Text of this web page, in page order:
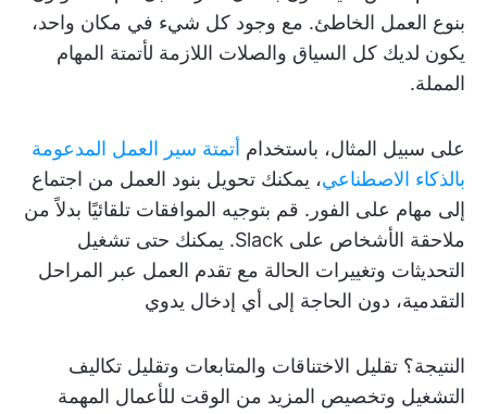
بنوع العمل الخاطئ. مع وجود كل شيء في مكان واحد،
يكون لديك كل السياق والصلات اللازمة لأتمتة المهام
المملة.
على سبيل المثال، باستخدام أتمتة سير العمل المدعومة
بالذكاء الاصطناعي، يمكنك تحويل بنود العمل من اجتماع
إلى مهام على الفور. قم بتوجيه الموافقات تلقائيًا بدلاً من
ملاحقة الأشخاص على Slack. يمكنك حتى تشغيل
التحديثات وتغييرات الحالة مع تقدم العمل عبر المراحل
التقدمية، دون الحاجة إلى أي إدخال يدوي
النتيجة؟ تقليل الاختناقات والمتابعات وتقليل تكاليف
التشغيل وتخصيص المزيد من الوقت للأعمال المهمة